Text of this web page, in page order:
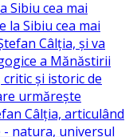
Sibiu cea mai